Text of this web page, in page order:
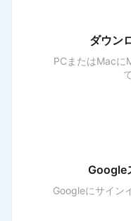
ダウン
PCまたはMacに
Google
Googleにサイン